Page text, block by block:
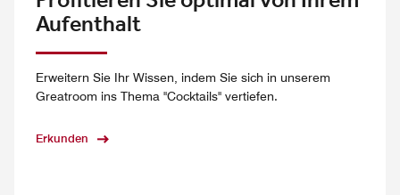
Aufenthalt
Erweitern Sie Ihr Wissen, indem Sie sich in unserem
Greatroom ins Thema "Cocktails" vertiefen.
Erkunden